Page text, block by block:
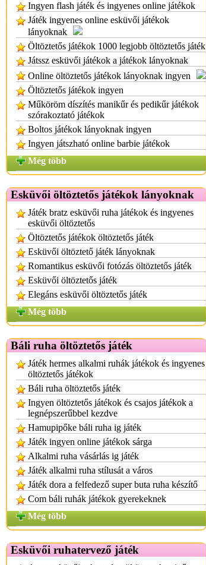
Ingyen flash játék és ingyenes online játékok
Játék ingyenes online esküvői játékok
lányoknak
Öltöztetős játékok 1000 legjobb öltöztetős játék
Játssz esküvői játékok a játékok lányoknak
Online öltöztetős játékok lányoknak ingyen
Öltöztetős játékok ingyen
Műköröm díszítés manikűr és pedikűr játékok
szórakoztató játékok
Boltos játékok lányoknak ingyen
Ingyen játszható online barbie játékok
Még több
Esküvői öltöztetős játékok lányoknak
Játék bratz esküvői ruha játékok és ingyenes
esküvői öltöztetős
Öltöztetős játékok öltöztetős játék
Esküvői öltöztető játék lányoknak
Romantikus esküvői fotózás öltöztetős játék
Esküvői öltöztetős játék
Elegáns esküvői öltöztetős játék
Még több
Báli ruha öltöztetős játék
Játék hermes alkalmi ruhák játékok és ingyenes
öltöztetős játékok
Báli ruha öltöztetős játék
Ingyen öltöztetős játékok és csajos játékok a
legnépszerűbbel kezdve
Hamupipőke báli ruha ig játék
Játék ingyen online játékok sárga
Alkalmi ruha vásárlás ig játék
Játék alkalmi ruha stílusát a város
Játék dora a felfedező super buta ruha készítő
Com báli ruhák játékok gyerekeknek
Még több
Esküvői ruhatervező játék